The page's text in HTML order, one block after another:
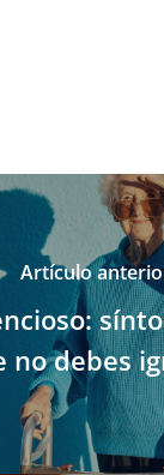
Artículo
no debes